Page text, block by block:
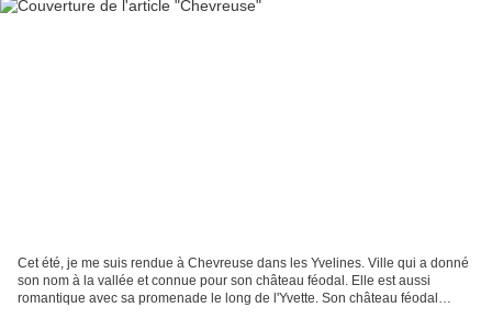
Cet été, je me suis rendue à Chevreuse dans les Yvelines. Ville qui a donné
son nom à la vallée et connue pour son château féodal. Elle est aussi
romantique avec sa promenade le long de l'Yvette. Son château féodal